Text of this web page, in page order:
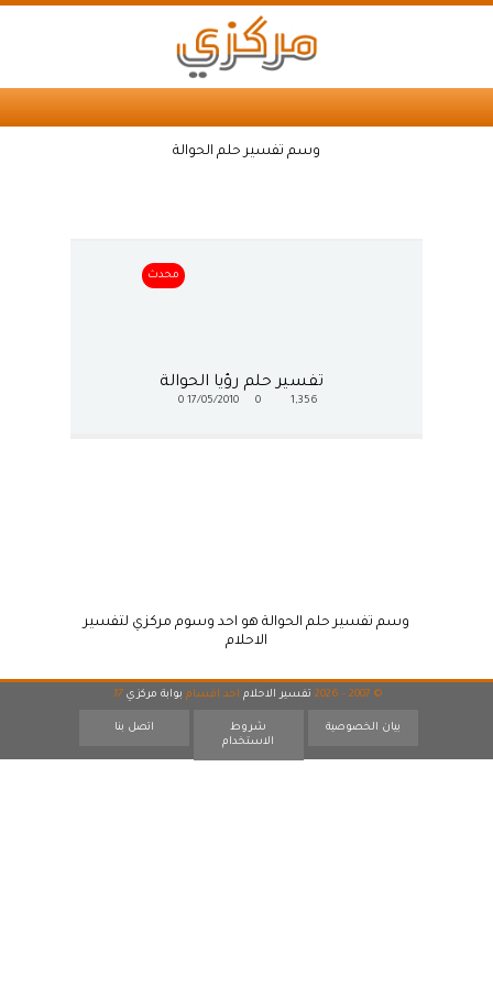
وسم تفسير حلم الحوالة
محدث
تفسير حلم رؤيا الحوالة
1,356
0
17/05/2010
0
وسم تفسير حلم الحوالة هو احد وسوم مركزي لتفسير
الاحلام
© 2007 - 2026 تفسير الاحلام احد اقسام بوابة مركزي 17
بيان الخصوصية
شروط
الاستخدام
اتصل بنا